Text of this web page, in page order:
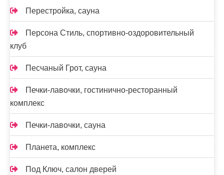
Перестройка, сауна
Персона Стиль, спортивно-оздоровительный
клуб
Песчаный Грот, сауна
Печки-лавочки, гостинично-ресторанный
комплекс
Печки-лавочки, сауна
Планета, комплекс
Под Ключ, салон дверей